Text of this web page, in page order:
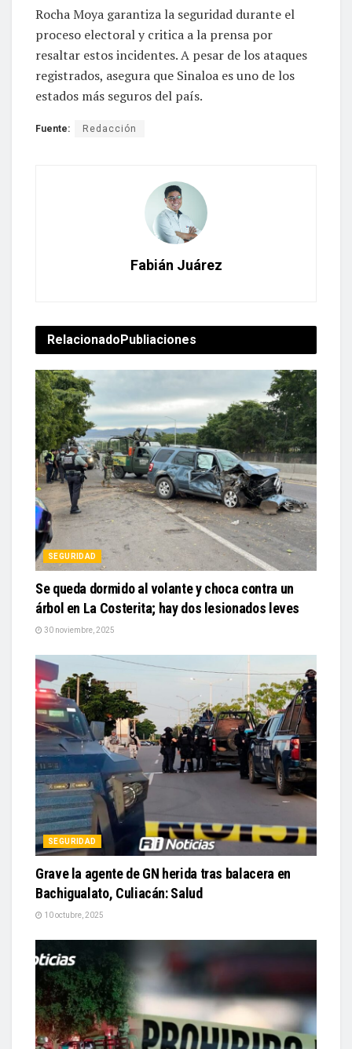
Rocha Moya garantiza la seguridad durante el
proceso electoral y critica a la prensa por
resaltar estos incidentes. A pesar de los ataques
registrados, asegura que Sinaloa es uno de los
estados más seguros del país.
Fuente: Redacción
Fabián Juárez
RelacionadoPubliaciones
SEGURIDAD
Se queda dormido al volante y choca contra un
árbol en La Costerita; hay dos lesionados leves
30 noviembre, 2025
SEGURIDAD
Grave la agente de GN herida tras balacera en
Bachigualato, Culiacán: Salud
10 octubre, 2025